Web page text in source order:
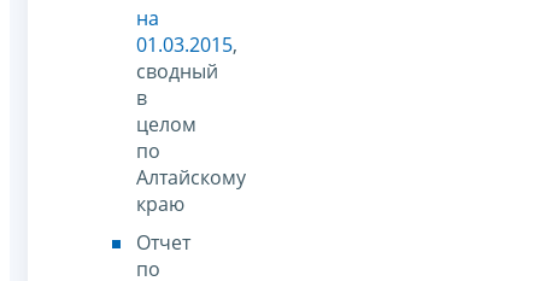
на
01.03.2015,
сводный
в
целом
по
Алтайскому
краю
Отчет
по